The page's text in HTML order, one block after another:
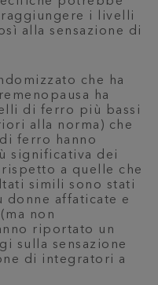
i livelli
alla sensazione di
che ha
ha
di ferro più bassi
alla norma) che
ferro hanno
significativa dei
a quelle che
simili sono stati
donne affaticate e
non
riportato un
sulla sensazione
di integratori a